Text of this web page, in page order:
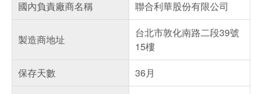
國內負責廠商名稱
聯合利華股份有限公司
製造商地址
台北市敦化南路二段39號
15樓
保存天數
36月